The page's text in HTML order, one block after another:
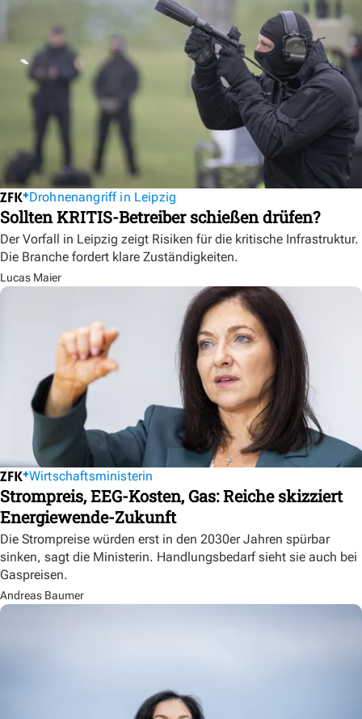
Drohnenangriff in Leipzig
Sollten KRITIS-Betreiber schießen drüfen?
Der Vorfall in Leipzig zeigt Risiken für die kritische Infrastruktur.
Die Branche fordert klare Zuständigkeiten.
Lucas Maier
Wirtschaftsministerin
Strompreis, EEG-Kosten, Gas: Reiche skizziert
Energiewende-Zukunft
Die Strompreise würden erst in den 2030er Jahren spürbar
sinken, sagt die Ministerin. Handlungsbedarf sieht sie auch bei
Gaspreisen.
Andreas Baumer